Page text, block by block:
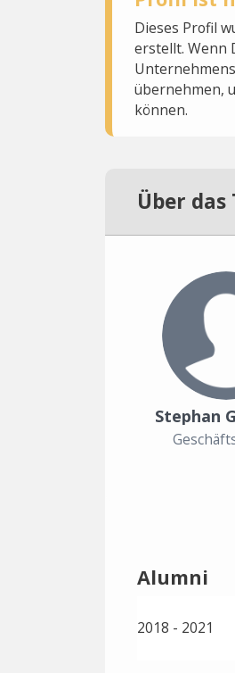
Dieses Profil
erstellt. Wenn
übernehmen,
können.
Über das
Stephan
Alumni
2018 - 2021